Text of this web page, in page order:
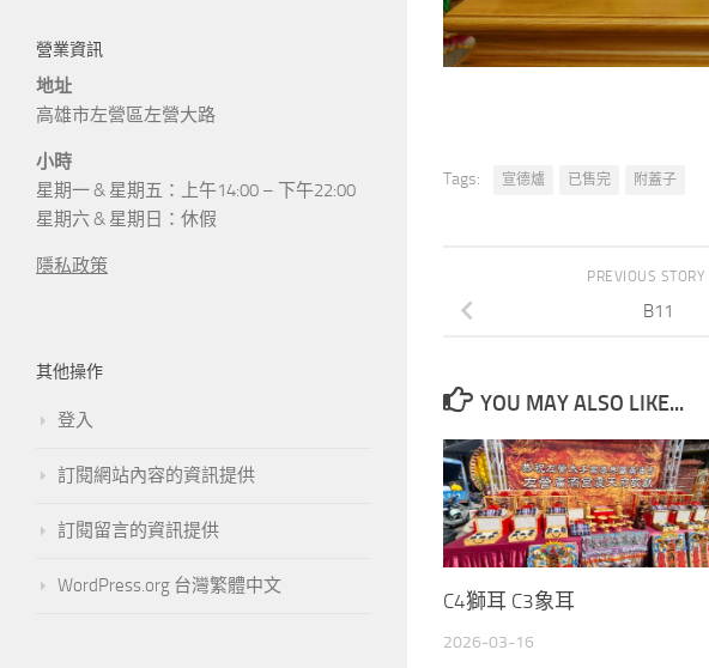
Tags: 宣德爐 已售完 附蓋子
PREVIOUS STORY
B11
YOU MAY ALSO LIKE...
C4獅耳 C3象耳
2026-03-16
營業資訊
地址
高雄市左營區左營大路
小時
星期一 & 星期五：上午14:00 – 下午22:00
星期六 & 星期日：休假
隱私政策
其他操作
登入
訂閱網站內容的資訊提供
訂閱留言的資訊提供
WordPress.org 台灣繁體中文